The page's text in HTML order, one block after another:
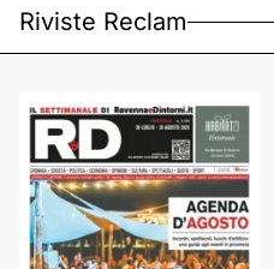
Riviste Reclam